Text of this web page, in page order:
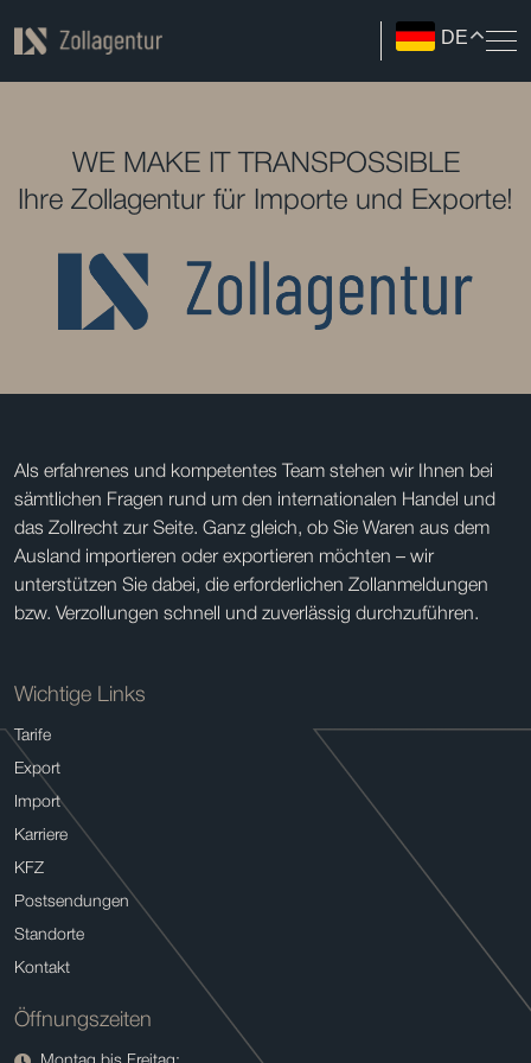
DE
WE MAKE IT TRANSPOSSIBLE
Ihre Zollagentur für Importe und Exporte!
Als erfahrenes und kompetentes Team stehen wir Ihnen bei
sämtlichen Fragen rund um den internationalen Handel und
das Zollrecht zur Seite. Ganz gleich, ob Sie Waren aus dem
Ausland importieren oder exportieren möchten – wir
unterstützen Sie dabei, die erforderlichen Zollanmeldungen
bzw. Verzollungen schnell und zuverlässig durchzuführen.
Wichtige Links
Tarife
Export
Import
Karriere
KFZ
Postsendungen
Standorte
Kontakt
Öffnungszeiten